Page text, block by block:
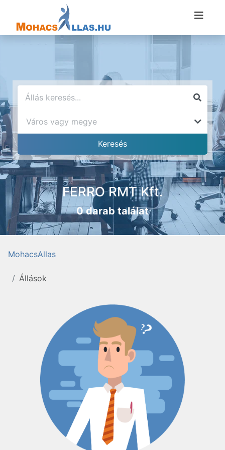
FERRO RMT Kft.
0 darab találat
MohacsAllas
Állások